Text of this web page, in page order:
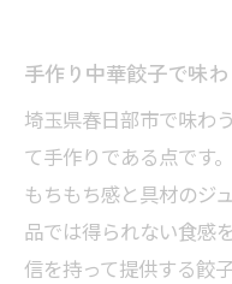
手作り中華餃子で味
埼玉県春日部市で味わ
て手作りである点です
もちもち感と具材のジ
品では得られない食感
信を持って提供する餃